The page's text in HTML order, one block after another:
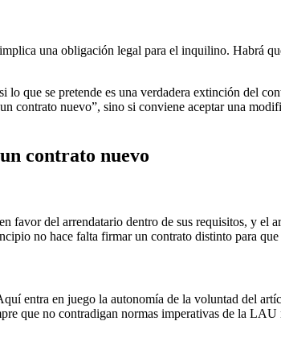
una obligación legal para el inquilino. Habrá
que se pretende es una verdadera extinción del
contrato nuevo”, sino si conviene aceptar una
contrato nuevo
del arrendatario dentro de sus requisitos, y el
no hace falta firmar un contrato distinto para
entra en juego la autonomía de la voluntad del
que no contradigan normas imperativas de la